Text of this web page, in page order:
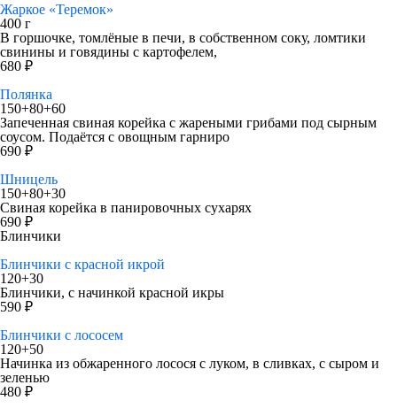
Жаркое «Теремок»
400 г
В горшочке, томлёные в печи, в собственном соку, ломтики
свинины и говядины с картофелем,
680 ₽
Полянка
150+80+60
Запеченная свиная корейка с жареными грибами под сырным
соусом. Подаётся с овощным гарниро
690 ₽
Шницель
150+80+30
Свиная корейка в панировочных сухарях
690 ₽
Блинчики
Блинчики с красной икрой
120+30
Блинчики, с начинкой красной икры
590 ₽
Блинчики с лососем
120+50
Начинка из обжаренного лосося с луком, в сливках, с сыром и
зеленью
480 ₽